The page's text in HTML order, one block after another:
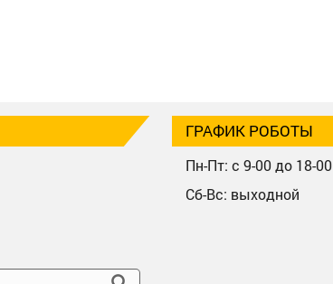
ГРАФИК РОБОТЫ
Пн-Пт: с 9-00 до 18-00
Сб-Вс: выходной